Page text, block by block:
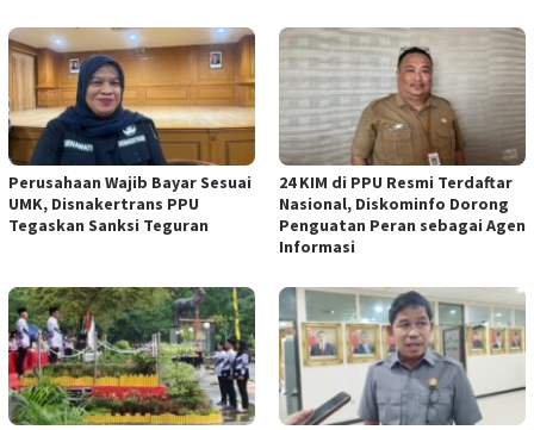
Perusahaan Wajib Bayar Sesuai
UMK, Disnakertrans PPU
Tegaskan Sanksi Teguran
24 KIM di PPU Resmi Terdaftar
Nasional, Diskominfo Dorong
Penguatan Peran sebagai Agen
Informasi